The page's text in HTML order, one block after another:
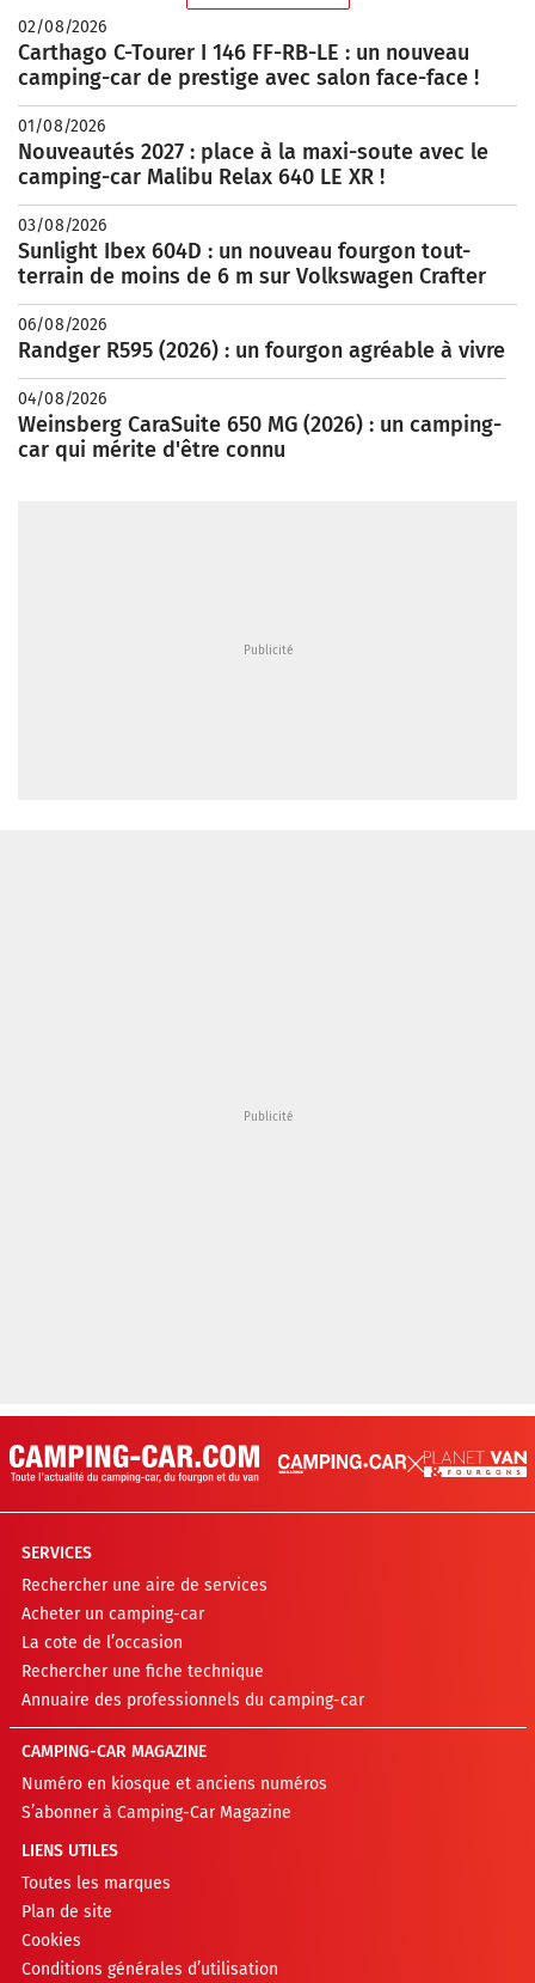
02/08/2026
Carthago C-Tourer I 146 FF-RB-LE : un nouveau
camping-car de prestige avec salon face-face !
01/08/2026
Nouveautés 2027 : place à la maxi-soute avec le
camping-car Malibu Relax 640 LE XR !
03/08/2026
Sunlight Ibex 604D : un nouveau fourgon tout-
terrain de moins de 6 m sur Volkswagen Crafter
06/08/2026
Randger R595 (2026) : un fourgon agréable à vivre
04/08/2026
Weinsberg CaraSuite 650 MG (2026) : un camping-
car qui mérite d'être connu
SERVICES
Rechercher une aire de services
Acheter un camping-car
La cote de l’occasion
Rechercher une fiche technique
Annuaire des professionnels du camping-car
CAMPING-CAR MAGAZINE
Numéro en kiosque et anciens numéros
S’abonner à Camping-Car Magazine
LIENS UTILES
Toutes les marques
Plan de site
Cookies
Conditions générales d’utilisation